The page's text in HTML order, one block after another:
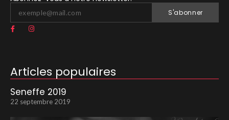
S'abonner
Articles populaires
Seneffe 2019
22 septembre 2019